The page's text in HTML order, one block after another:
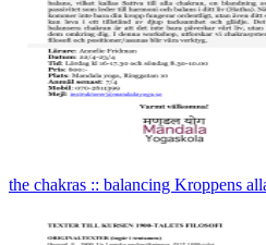
the chakras :: balancing Kroppens